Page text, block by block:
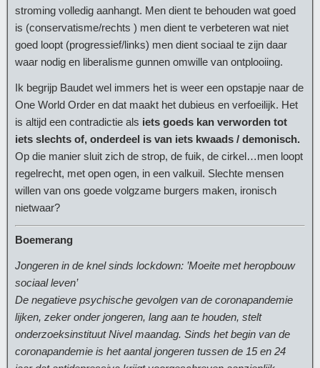
stroming volledig aanhangt. Men dient te behouden wat goed
is (conservatisme/rechts ) men dient te verbeteren wat niet
goed loopt (progressief/links) men dient sociaal te zijn daar
waar nodig en liberalisme gunnen omwille van ontplooiing.
Ik begrijp Baudet wel immers het is weer een opstapje naar de
One World Order en dat maakt het dubieus en verfoeilijk. Het
is altijd een contradictie als iets goeds kan verworden tot
iets slechts of, onderdeel is van iets kwaads / demonisch.
Op die manier sluit zich de strop, de fuik, de cirkel…men loopt
regelrecht, met open ogen, in een valkuil. Slechte mensen
willen van ons goede volgzame burgers maken, ironisch
nietwaar?
Boemerang
Jongeren in de knel sinds lockdown: ’Moeite met heropbouw
sociaal leven’
De negatieve psychische gevolgen van de coronapandemie
lijken, zeker onder jongeren, lang aan te houden, stelt
onderzoeksinstituut Nivel maandag. Sinds het begin van de
coronapandemie is het aantal jongeren tussen de 15 en 24